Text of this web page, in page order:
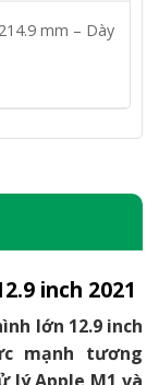
inch 2021
lớn 12.9 inch
mạnh tương
mm – Dày